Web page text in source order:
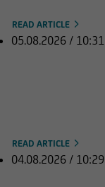
READ ARTICLE
05.08.2026 / 10:31
READ ARTICLE
04.08.2026 / 10:29